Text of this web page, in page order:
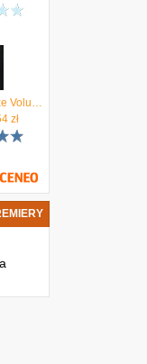
Berserk Deluxe Volume 1
zł